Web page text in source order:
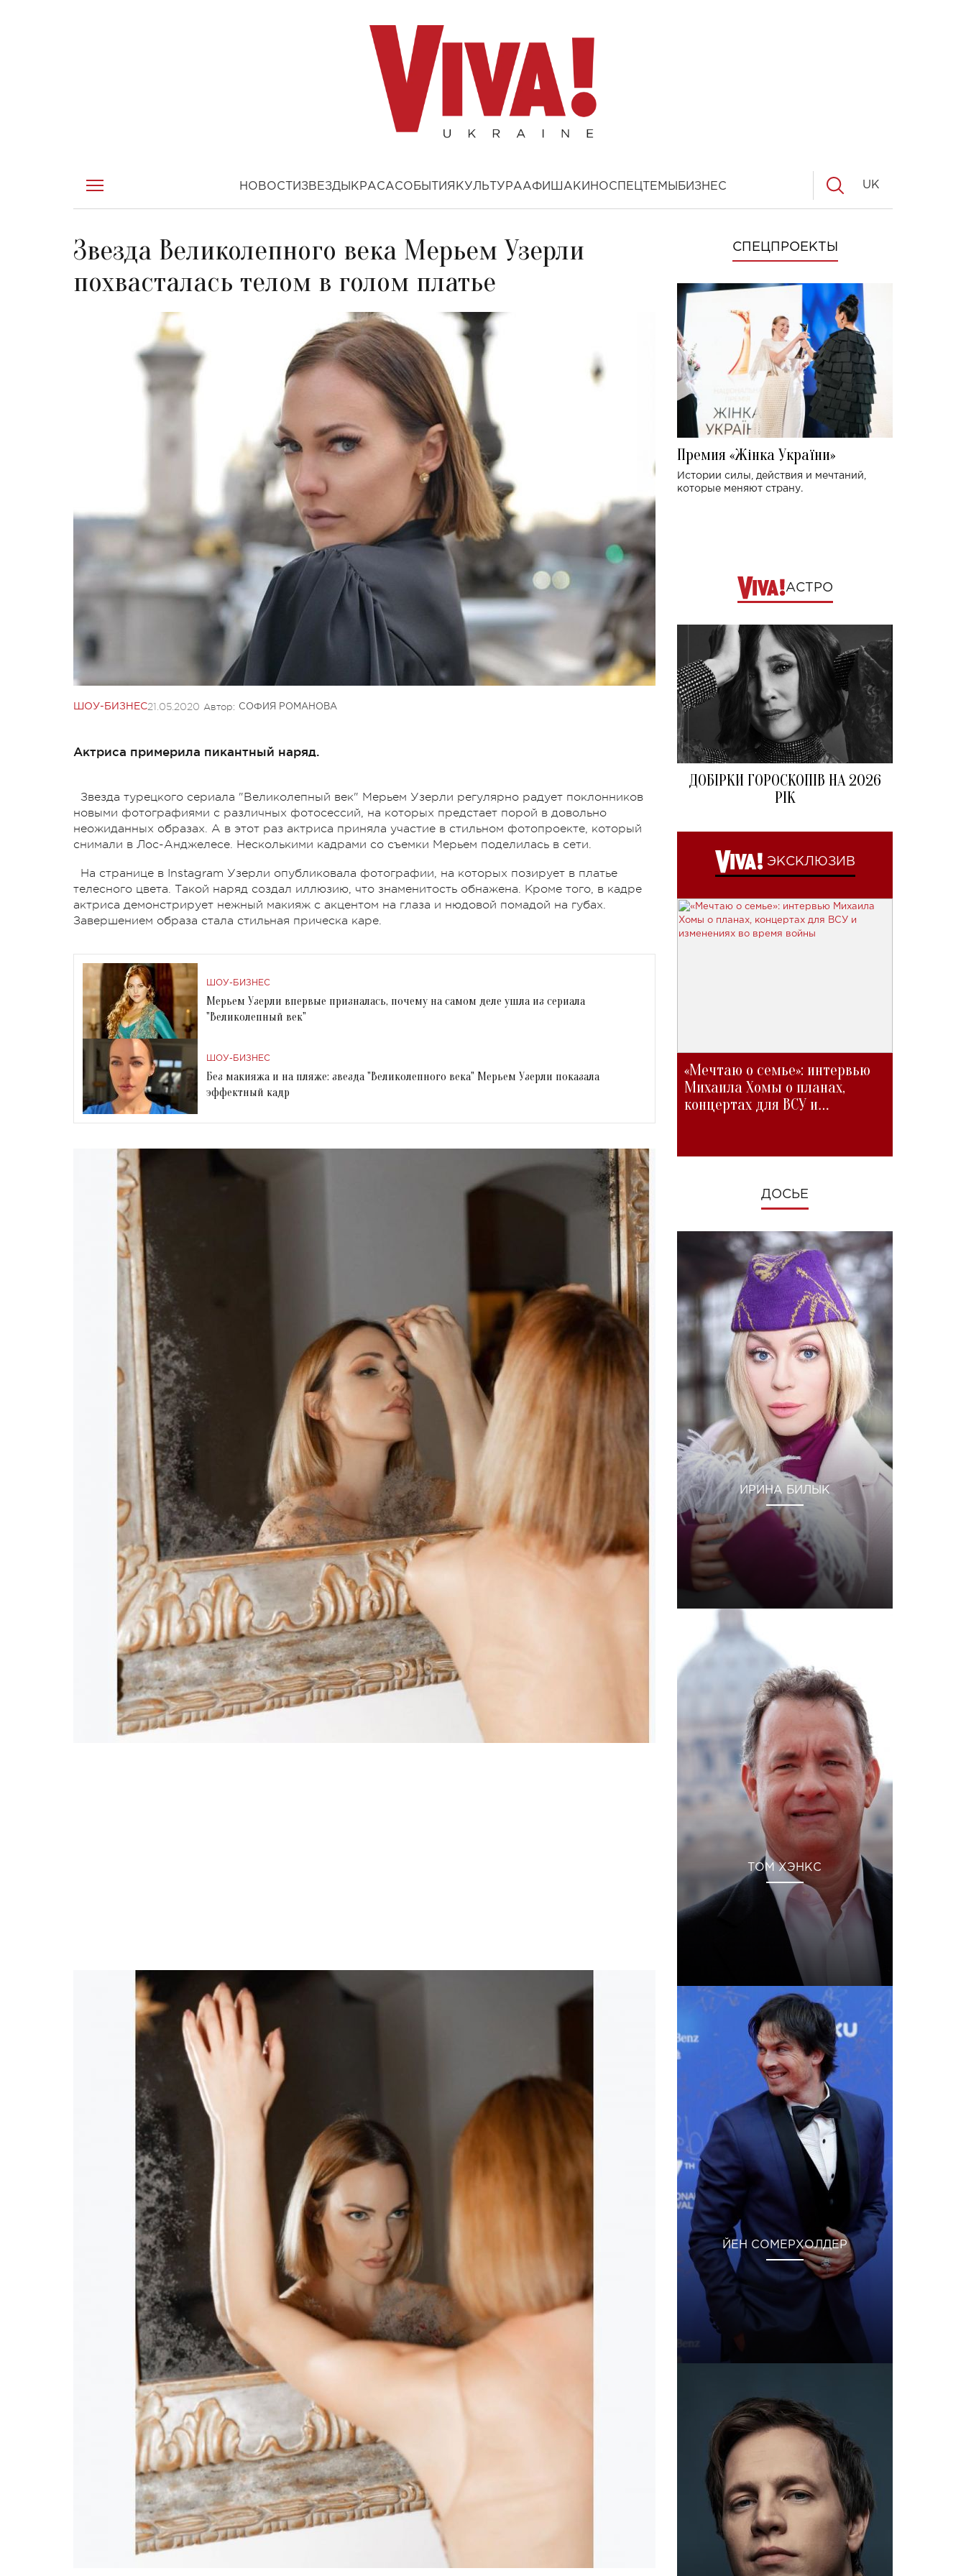
НОВОСТИ ЗВЕЗДЫ КРАСАСОБЫТИЯ КУЛЬТУРААФИША КИНОСПЕЦТЕМЫ БИЗНЕС UK
Звезда Великолепного века Мерьем Узерли
похвасталась телом в голом платье
ШОУ-БИЗНЕС21.05.2020 Автор: СОФИЯ РОМАНОВА
Актриса примерила пикантный наряд.
Звезда турецкого сериала "Великолепный век" Мерьем Узерли регулярно радует поклонников
новыми фотографиями с различных фотосессий, на которых предстает порой в довольно
неожиданных образах. А в этот раз актриса приняла участие в стильном фотопроекте, который
снимали в Лос-Анджелесе. Несколькими кадрами со съемки Мерьем поделилась в сети.
На странице в Instagram Узерли опубликовала фотографии, на которых позирует в платье
телесного цвета. Такой наряд создал иллюзию, что знаменитость обнажена. Кроме того, в кадре
актриса демонстрирует нежный макияж с акцентом на глаза и нюдовой помадой на губах.
Завершением образа стала стильная прическа каре.
ШОУ-БИЗНЕС
Мерьем Узерли впервые призналась, почему на самом деле ушла из сериала
"Великолепный век"
ШОУ-БИЗНЕС
Без макияжа и на пляже: звезда "Великолепного века" Мерьем Узерли показала
эффектный кадр
СПЕЦПРОЕКТЫ
Премия «Жінка України»
Истории силы, действия и мечтаний,
которые меняют страну.
АСТРО
ДОБІРКИ ГОРОСКОПІВ НА 2026
РІК
ЭКСКЛЮЗИВ
«Мечтаю о семье»: интервью
Михаила Хомы о планах,
концертах для ВСУ и
ДОСЬЕ
ИРИНА БИЛЫК
ТОМ ХЭНКС
ЙЕН СОМЕРХОЛДЕР